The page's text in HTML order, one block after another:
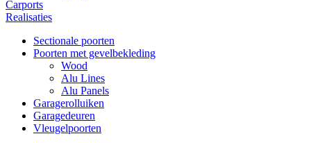
Carports
Realisaties
Sectionale poorten
Poorten met gevelbekleding
Wood
Alu Lines
Alu Panels
Garagerolluiken
Garagedeuren
Vleugelpoorten